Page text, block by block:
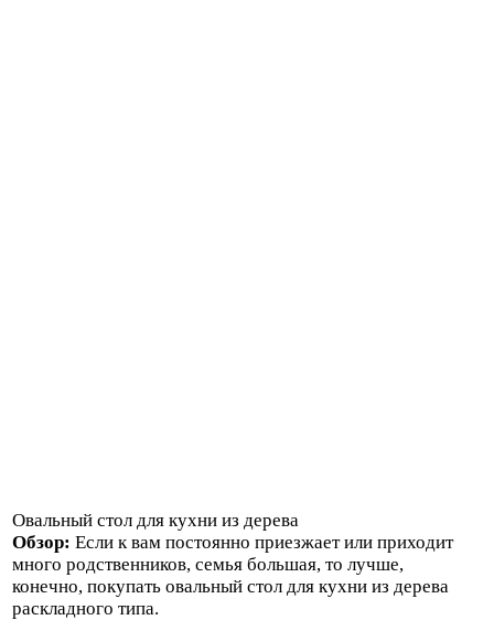
Овальный стол для кухни из дерева
Обзор: Если к вам постоянно приезжает или приходит
много родственников, семья большая, то лучше,
конечно, покупать овальный стол для кухни из дерева
раскладного типа.